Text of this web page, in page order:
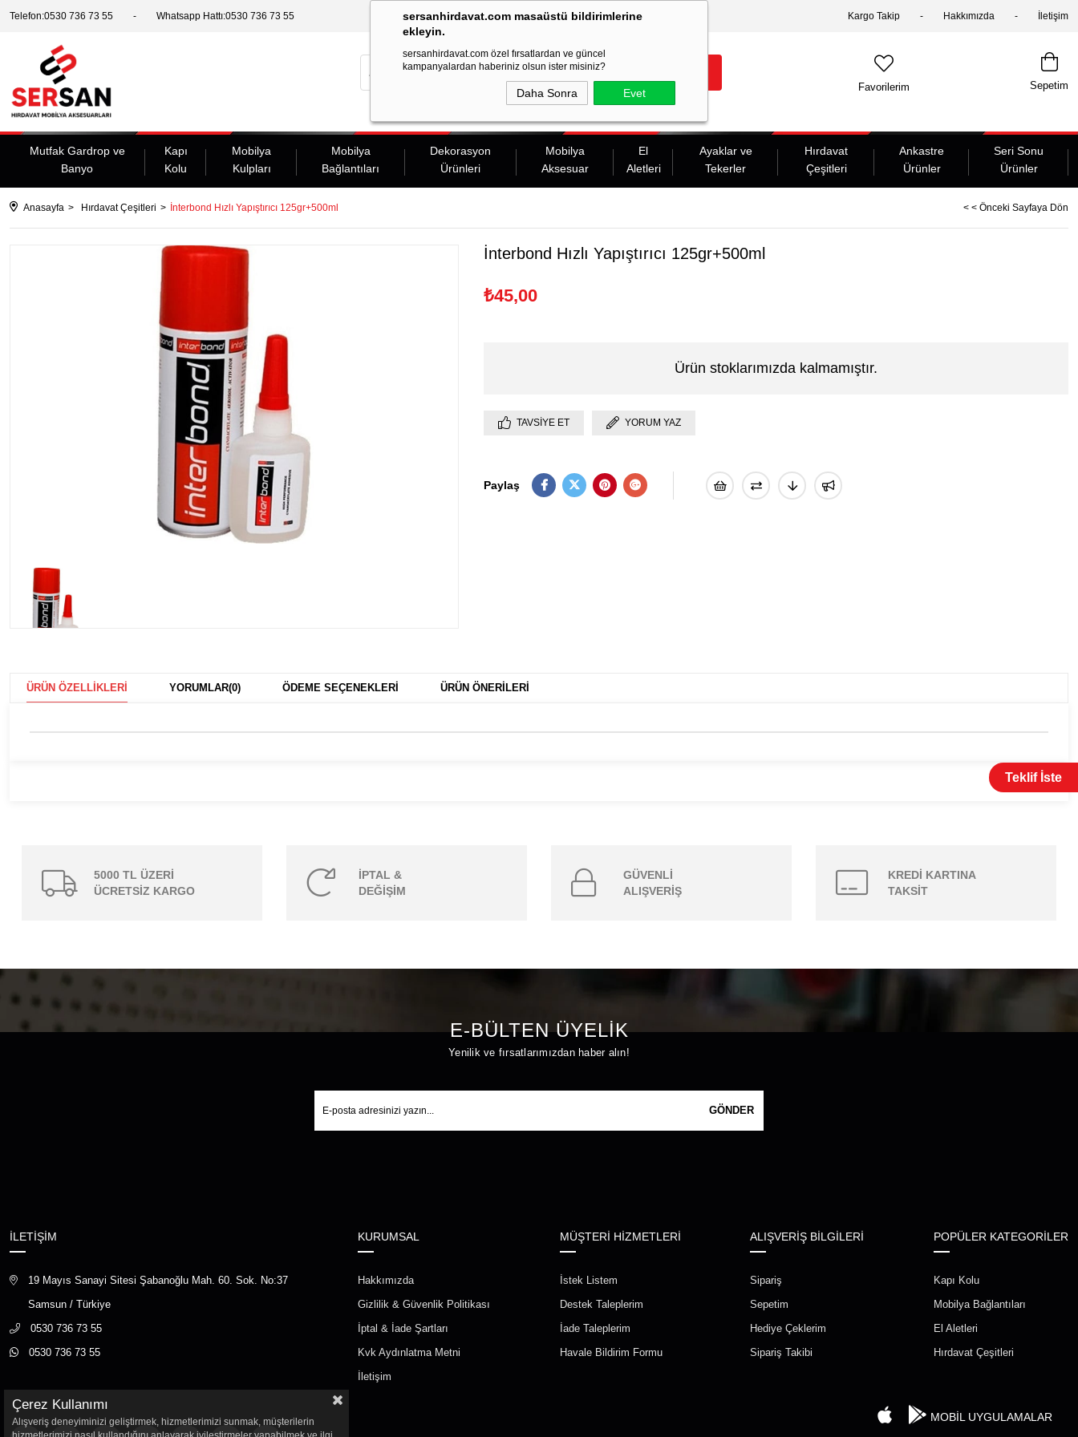
sersanhirdavat.com masaüstü bildirimlerine
ekleyin.
sersanhirdavat.com özel fırsatlardan ve güncel
kampanyalardan haberiniz olsun ister misiniz?
Daha Sonra Evet
Telefon:0530 736 73 55 Whatsapp Hattı:0530 736 73 55 Kargo Takip Hakkımızda İletişim
Teklif İste
Sepetim
Favorilerim
Mutfak Gardrop ve
Banyo
Kapı
Kolu
Mobilya
Kulpları
Mobilya
Bağlantıları
Dekorasyon
Ürünleri
Mobilya
Aksesuar
El
Aletleri
Ayaklar ve
Tekerler
Hırdavat
Çeşitleri
Ankastre
Ürünler
Seri Sonu
Ürünler
Anasayfa Hırdavat Çeşitleri İnterbond Hızlı Yapıştırıcı 125gr+500ml < < Önceki Sayfaya Dön
İnterbond Hızlı Yapıştırıcı 125gr+500ml
₺45,00
Ürün stoklarımızda kalmamıştır.
TAVSIYE ET YORUM YAZ
Paylaş
ÜRÜN ÖZELLIKLERI YORUMLAR(0) ÖDEME SEÇENEKLERI ÜRÜN ÖNERILERI
5000 TL ÜZERİ
ÜCRETSİZ KARGO
İPTAL &
DEĞİŞİM
GÜVENLİ
ALIŞVERİŞ
KREDİ KARTINA
TAKSİT
E-BÜLTEN ÜYELİK
Yenilik ve fırsatlarımızdan haber alın!
GÖNDER
İLETİŞİM
19 Mayıs Sanayi Sitesi Şabanoğlu Mah. 60. Sok. No:37
Samsun / Türkiye
0530 736 73 55
0530 736 73 55
KURUMSAL
Hakkımızda
Gizlilik & Güvenlik Politikası
İptal & İade Şartları
Kvk Aydınlatma Metni
İletişim
MÜŞTERİ HİZMETLERİ
İstek Listem
Destek Taleplerim
İade Taleplerim
Havale Bildirim Formu
ALIŞVERİŞ BİLGİLERİ
Sipariş
Sepetim
Hediye Çeklerim
Sipariş Takibi
POPÜLER KATEGORİLER
Kapı Kolu
Mobilya Bağlantıları
El Aletleri
Hırdavat Çeşitleri
MOBİL UYGULAMALAR
Çerez Kullanımı
Alışveriş deneyiminizi geliştirmek, hizmetlerimizi sunmak, müşterilerin